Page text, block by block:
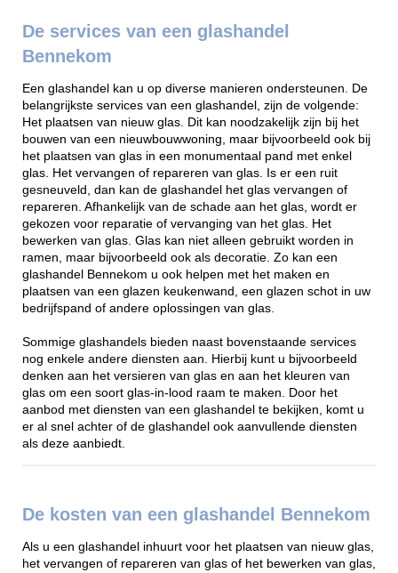
De services van een glashandel
Bennekom
Een glashandel kan u op diverse manieren ondersteunen. De
belangrijkste services van een glashandel, zijn de volgende:
Het plaatsen van nieuw glas. Dit kan noodzakelijk zijn bij het
bouwen van een nieuwbouwwoning, maar bijvoorbeeld ook bij
het plaatsen van glas in een monumentaal pand met enkel
glas. Het vervangen of repareren van glas. Is er een ruit
gesneuveld, dan kan de glashandel het glas vervangen of
repareren. Afhankelijk van de schade aan het glas, wordt er
gekozen voor reparatie of vervanging van het glas. Het
bewerken van glas. Glas kan niet alleen gebruikt worden in
ramen, maar bijvoorbeeld ook als decoratie. Zo kan een
glashandel Bennekom u ook helpen met het maken en
plaatsen van een glazen keukenwand, een glazen schot in uw
bedrijfspand of andere oplossingen van glas.
Sommige glashandels bieden naast bovenstaande services
nog enkele andere diensten aan. Hierbij kunt u bijvoorbeeld
denken aan het versieren van glas en aan het kleuren van
glas om een soort glas-in-lood raam te maken. Door het
aanbod met diensten van een glashandel te bekijken, komt u
er al snel achter of de glashandel ook aanvullende diensten
als deze aanbiedt.
De kosten van een glashandel Bennekom
Als u een glashandel inhuurt voor het plaatsen van nieuw glas,
het vervangen of repareren van glas of het bewerken van glas,